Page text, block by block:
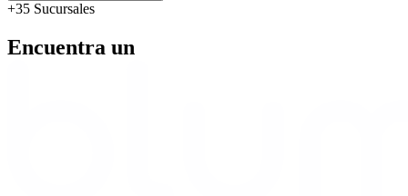
+35 Sucursales
Encuentra un